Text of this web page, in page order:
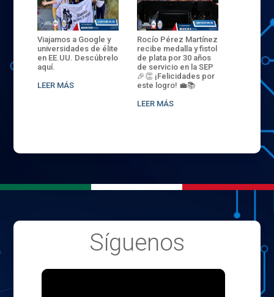
Viajamos a Google y
universidades de élite
en EE.UU. Descúbrelo
aquí.
LEER MÁS
Rocío Pérez Martínez
recibe medalla y fistol
de plata por 30 años
de servicio en la SEP
🎉👏 ¡Felicidades por
este logro! 💼📚
LEER MÁS
ENECB-
del
batalla.
32
sede
Síguenos